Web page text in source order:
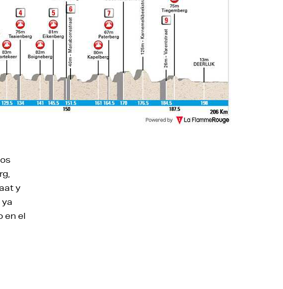
y
en el